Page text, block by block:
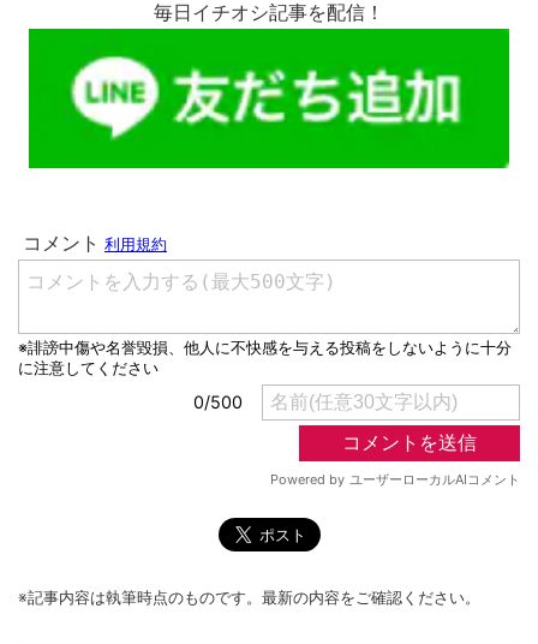
毎日イチオシ記事を配信！
※記事内容は執筆時点のものです。最新の内容をご確認ください。